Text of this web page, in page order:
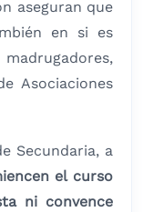
aseguran que
en si es
Asociaciones
Secundaria, a
el curso
ni convence